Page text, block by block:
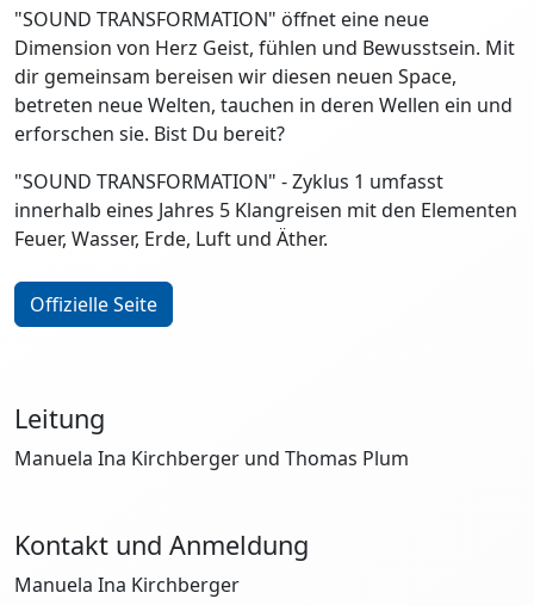
"SOUND TRANSFORMATION" öffnet eine neue
Dimension von Herz Geist, fühlen und Bewusstsein. Mit
dir gemeinsam bereisen wir diesen neuen Space,
betreten neue Welten, tauchen in deren Wellen ein und
erforschen sie. Bist Du bereit?
"SOUND TRANSFORMATION" - Zyklus 1 umfasst
innerhalb eines Jahres 5 Klangreisen mit den Elementen
Feuer, Wasser, Erde, Luft und Äther.
Offizielle Seite
Leitung
Manuela Ina Kirchberger und Thomas Plum
Kontakt und Anmeldung
Manuela Ina Kirchberger